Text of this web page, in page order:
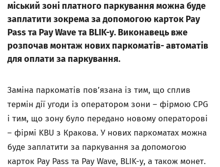
міський зоні платного паркування можна буде
заплатити зокрема за допомогою карток Pay
Pass та Pay Wave та BLIK-у. Виконавець вже
розпочав монтаж нових паркоматів- автоматів
для оплати за паркування.
Заміна паркоматів пов’язана із тим, що сплив
термін дії угоди із оператором зони – фірмою CPG
і тим, що зону було передано новому операторові
– фірмі KBU з Кракова. У нових паркоматах можна
буде заплатити за паркування за допомогою
карток Pay Pass та Pay Wave, BLIK-у, а також монет.